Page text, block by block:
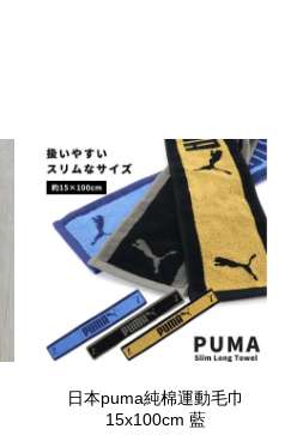
日本puma純棉運動毛巾
15x100cm 藍